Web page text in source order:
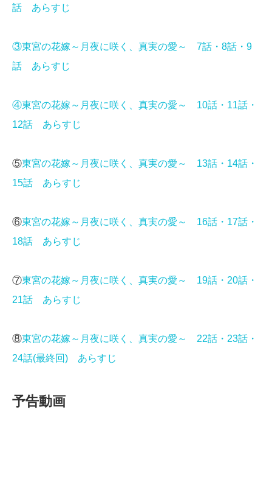
話 あらすじ
③東宮の花嫁～月夜に咲く、真実の愛～ 7話・8話・9
話 あらすじ
④東宮の花嫁～月夜に咲く、真実の愛～ 10話・11話・
12話 あらすじ
⑤東宮の花嫁～月夜に咲く、真実の愛～ 13話・14話・
15話 あらすじ
⑥東宮の花嫁～月夜に咲く、真実の愛～ 16話・17話・
18話 あらすじ
⑦東宮の花嫁～月夜に咲く、真実の愛～ 19話・20話・
21話 あらすじ
⑧東宮の花嫁～月夜に咲く、真実の愛～ 22話・23話・
24話(最終回) あらすじ
予告動画